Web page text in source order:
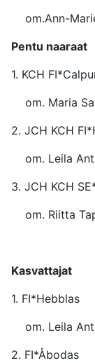
om.Ann-
Pentu naaraat
1. KCH
om. Maria
2. JCH
om. Leila
3. JCH
om. Riitta
Kasvattajat
1.
om. Leila
2.